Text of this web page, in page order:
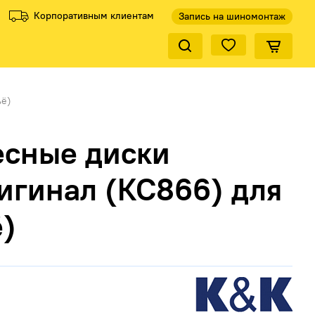
Корпоративным клиентам Запись на шиномонтаж
Закрыть
диски
(КС866) для